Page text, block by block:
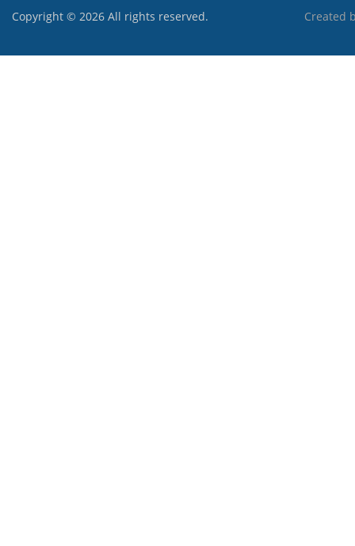
Copyright © 2026 All rights reserved. Created